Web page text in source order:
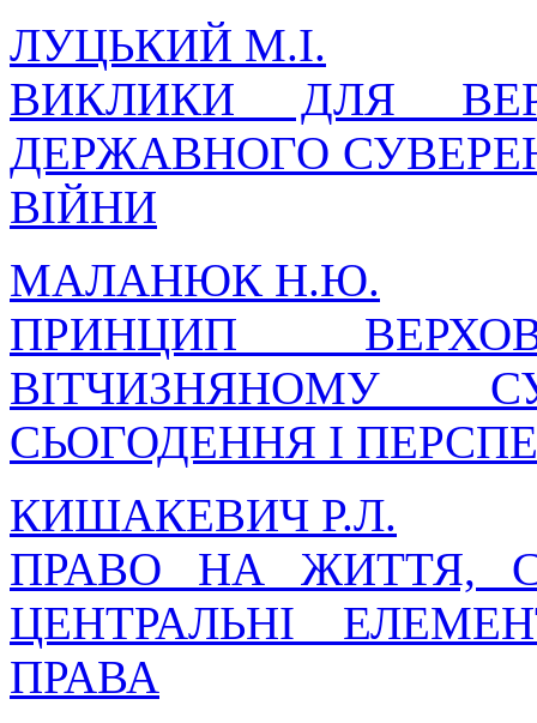
ЛУЦЬКИЙ М.І.
ВИКЛИКИ ДЛЯ
ДЕРЖАВНОГО
ВІЙНИ
МАЛАНЮК Н.Ю.
ПРИНЦИП
ВІТЧИЗНЯНОМУ
СЬОГОДЕННЯ І
КИШАКЕВИЧ Р.Л.
ПРАВО НА ЖИТТЯ,
ЦЕНТРАЛЬНІ
ПРАВА